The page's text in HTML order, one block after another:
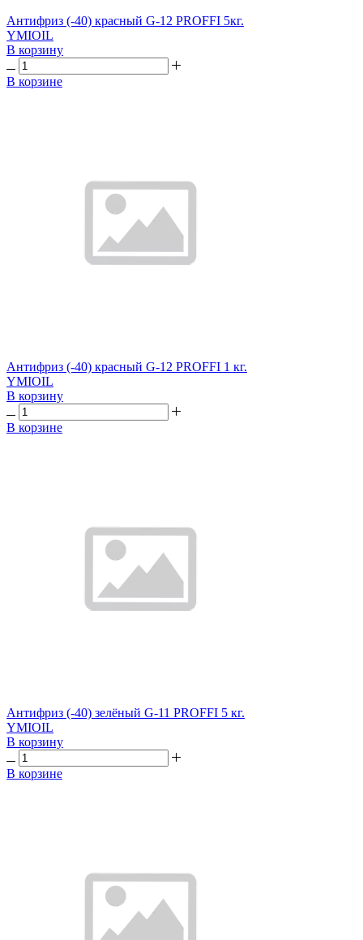
Антифриз (-40) красный G-12 PROFFI 5кг.
YMIOIL
В корзину
В корзине
Антифриз (-40) красный G-12 PROFFI 1 кг.
YMIOIL
В корзину
В корзине
Антифриз (-40) зелёный G-11 PROFFI 5 кг.
YMIOIL
В корзину
В корзине